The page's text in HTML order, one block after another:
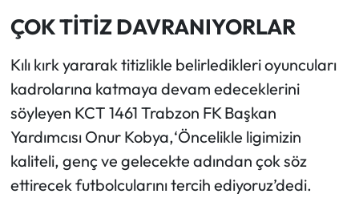
ÇOK TİTİZ DAVRANIYORLAR
Kılı kırk yararak titizlikle belirledikleri oyuncuları
kadrolarına katmaya devam edeceklerini
söyleyen KCT 1461 Trabzon FK Başkan
Yardımcısı Onur Kobya,‘Öncelikle ligimizin
kaliteli, genç ve gelecekte adından çok söz
ettirecek futbolcularını tercih ediyoruz’dedi.